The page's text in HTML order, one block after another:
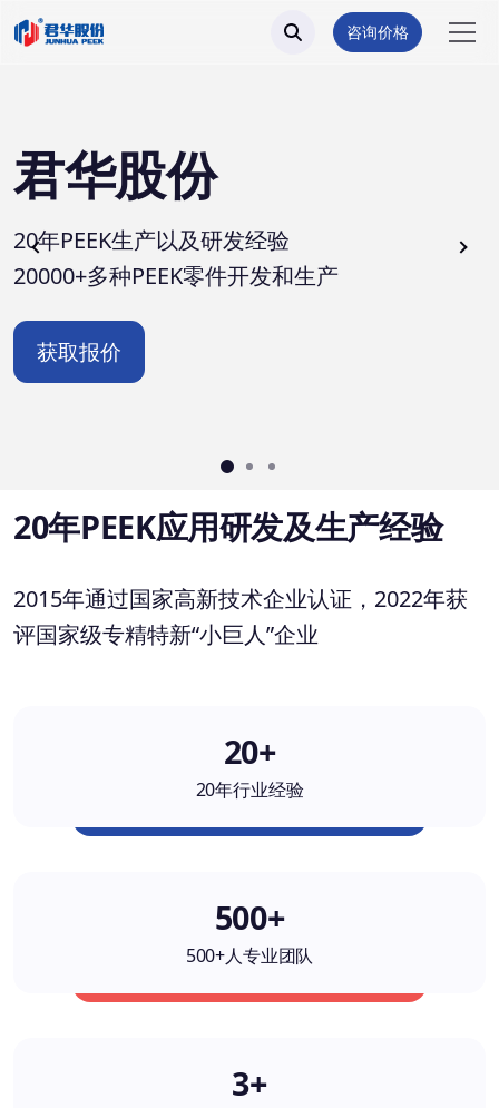
咨询价格
君华股份
20年PEEK生产以及研发经验
20000+多种PEEK零件开发和生产
获取报价
20年PEEK应用研发及生产经验
2015年通过国家高新技术企业认证，2022年获
评国家级专精特新“小巨人”企业
20+
20年行业经验
500+
500+人专业团队
3+